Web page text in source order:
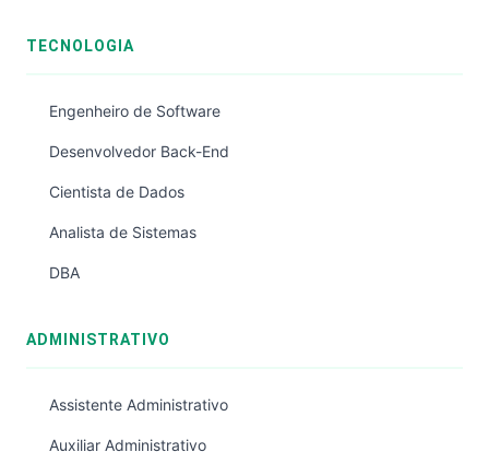
TECNOLOGIA
Engenheiro de Software
Desenvolvedor Back-End
Cientista de Dados
Analista de Sistemas
DBA
ADMINISTRATIVO
Assistente Administrativo
Auxiliar Administrativo